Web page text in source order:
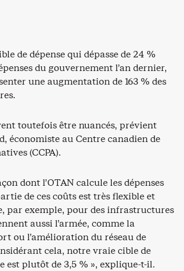
de dépense qui dépasse de 24 %
du gouvernement l’an dernier,
une augmentation de 163 % des
toutefois être nuancés, prévient
économiste au Centre canadien de
(CCPA).
dont l’OTAN calcule les dépenses
de ces coûts est très flexible et
par exemple, pour des infrastructures
aussi l’armée, comme la
ou l’amélioration du réseau de
cela, notre vraie cible de
est plutôt de 3,5 % », explique-t-il.